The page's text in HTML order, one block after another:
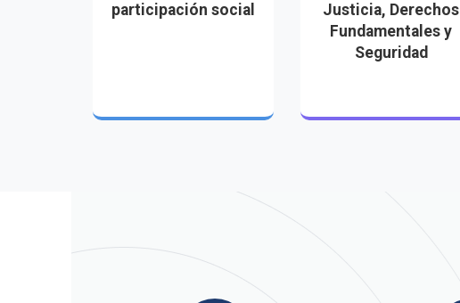
participación social
Justicia, Derechos
Fundamentales y
Seguridad